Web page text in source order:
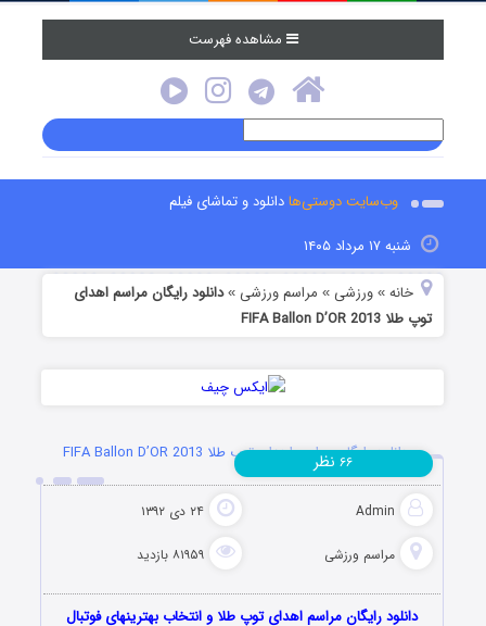
مشاهده فهرست
وب‌سایت دوستی‌هادانلود و تماشای فیلم
شنبه ۱۷ مرداد ۱۴۰۵
خانه »ورزشی » مراسم ورزشی »دانلود رایگان مراسم اهدای
توپ طلا FIFA Ballon D’OR 2013
دانلود رایگان مراسم اهدای توپ طلا FIFA Ballon D’OR 2013
Admin ۲۴ دی ۱۳۹۲
مراسم ورزشی ۸۱۹۵۹ بازدید
۶۶ نظر
دانلود رایگان مراسم اهدای توپ طلا و انتخاب بهترینهای فوتبال